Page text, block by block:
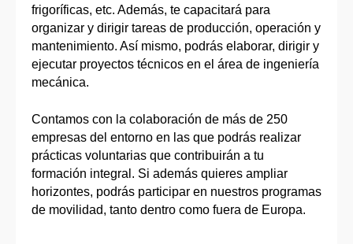
frigoríficas, etc. Además, te capacitará para
organizar y dirigir tareas de producción, operación y
mantenimiento. Así mismo, podrás elaborar, dirigir y
ejecutar proyectos técnicos en el área de ingeniería
mecánica.
Contamos con la colaboración de más de 250
empresas del entorno en las que podrás realizar
prácticas voluntarias que contribuirán a tu
formación integral. Si además quieres ampliar
horizontes, podrás participar en nuestros programas
de movilidad, tanto dentro como fuera de Europa.